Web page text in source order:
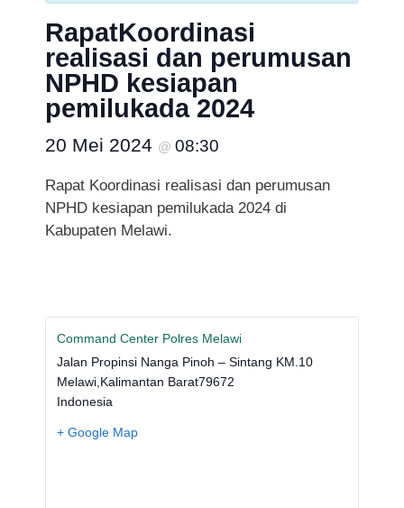
RapatKoordinasi
realisasi dan perumusan
NPHD kesiapan
pemilukada 2024
20 Mei 2024 @ 08:30
Rapat Koordinasi realisasi dan perumusan
NPHD kesiapan pemilukada 2024 di
Kabupaten Melawi.
Command Center Polres Melawi
Jalan Propinsi Nanga Pinoh – Sintang KM.10
Melawi,Kalimantan Barat79672
Indonesia
+ Google Map